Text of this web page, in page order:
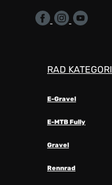
RAD
E-Gravel
E-MTB Fully
Gravel
Rennrad